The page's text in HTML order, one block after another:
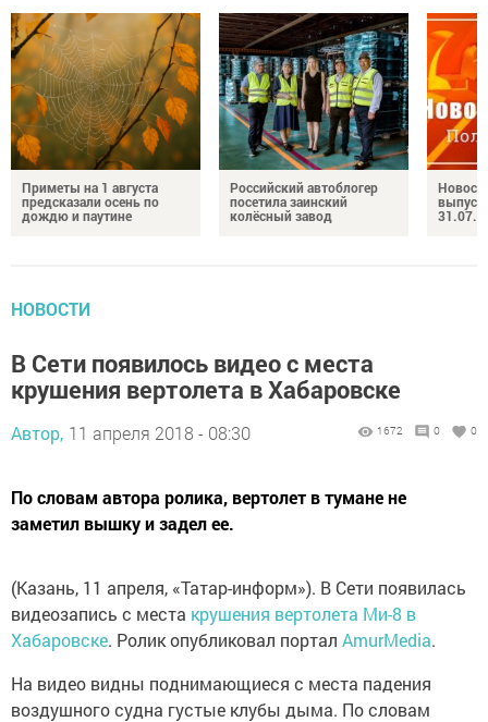
Приметы на 1 августа
предсказали осень по
дождю и паутине
Российский автоблогер
посетила заинский
колёсный завод
НОВОСТИ
В Сети появилось видео с места
крушения вертолета в Хабаровске
Автор, 11 апреля 2018 - 08:30 1672 0 0
По словам автора ролика, вертолет в тумане не
заметил вышку и задел ее.
(Казань, 11 апреля, «Татар-информ»). В Сети появилась
видеозапись с места крушения вертолета Ми-8 в
Хабаровске. Ролик опубликовал портал AmurMedia.
На видео видны поднимающиеся с места падения
воздушного судна густые клубы дыма. По словам